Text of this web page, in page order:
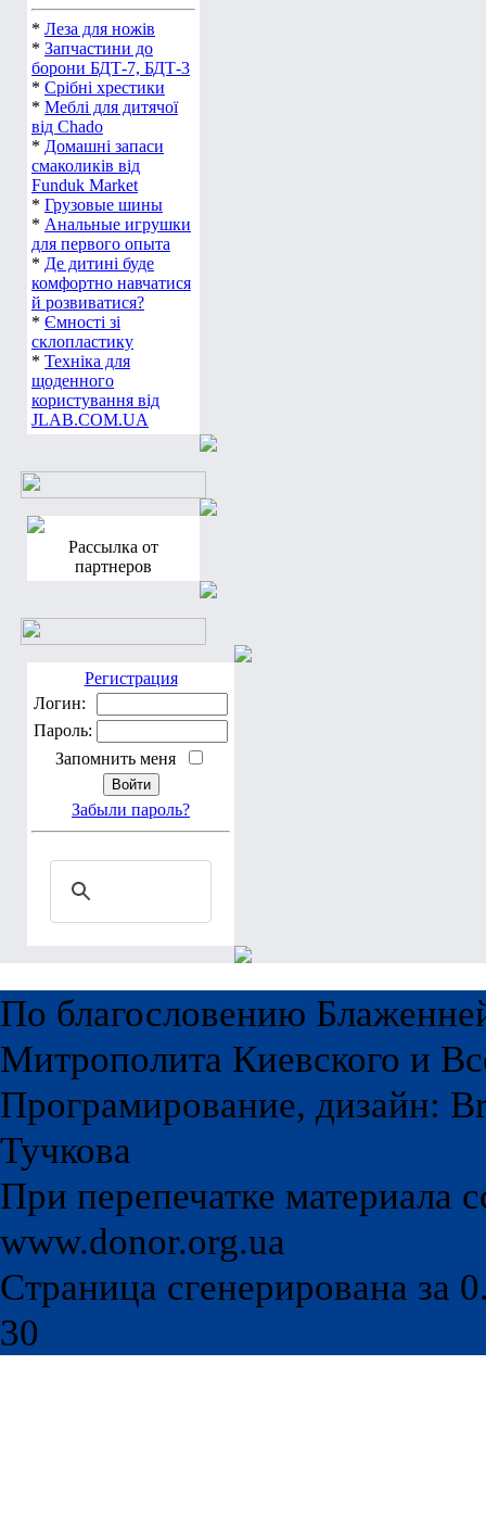
* Леза для ножів
* Запчастини до
борони БДТ-7, БДТ-3
* Срібні хрестики
* Меблі для дитячої
від Chado
* Домашні запаси
смаколиків від
Funduk Market
* Грузовые шины
* Анальные игрушки
для первого опыта
* Де дитині буде
комфортно навчатися
й розвиватися?
* Ємності зі
склопластику
* Техніка для
щоденного
користування від
JLAB.COM.UA
Рассылка от
партнеров
Регистрация
Логин:
Пароль:
Запомнить меня
Забыли пароль?
По благословению
Митрополита Киевского и
Програмирование, дизайн:
Тучкова
При перепечатке материала
www.donor.org.ua
Страница сгенерирована за
30